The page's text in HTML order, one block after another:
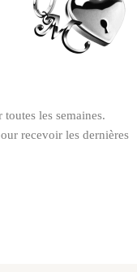
toutes les semaines.
recevoir les dernières